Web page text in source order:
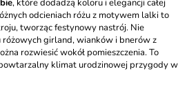
, które dodadzą koloru i elegancji całej
odcieniach różu z motywem lalki to
tworząc festynowy nastrój. Nie
girland, wianków i bnerów z
rozwiesić wokół pomieszczenia. To
klimat urodzinowej przygody w